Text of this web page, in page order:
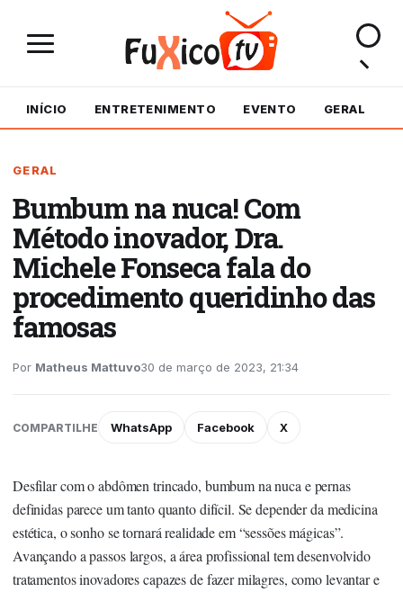
INÍCIO ENTRETENIMENTO EVENTO GERAL
GERAL
Bumbum na nuca! Com
Método inovador, Dra.
Michele Fonseca fala do
procedimento queridinho das
famosas
Por Matheus Mattuvo30 de março de 2023, 21:34
COMPARTILHE WhatsApp Facebook X
Desfilar com o abdômen trincado, bumbum na nuca e pernas
definidas parece um tanto quanto difícil. Se depender da medicina
estética, o sonho se tornará realidade em “sessões mágicas”.
Avançando a passos largos, a área profissional tem desenvolvido
tratamentos inovadores capazes de fazer milagres, como levantar e